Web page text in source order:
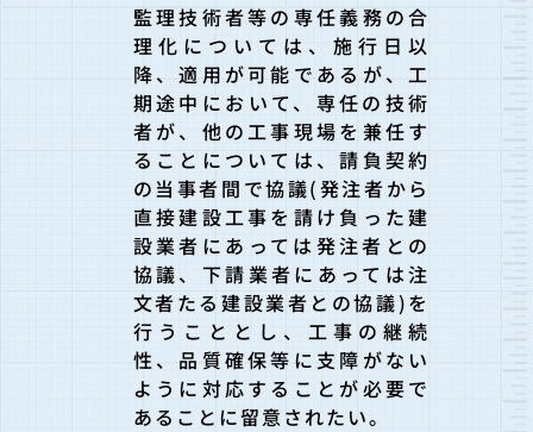
監理技術者等の専任義務の合
理化については、施行日以
降、適用が可能であるが、工
期途中において、専任の技術
者が、他の工事現場を兼任す
ることについては、請負契約
の当事者間で協議(発注者から
直接建設工事を請け負った建
設業者にあっては発注者との
協議、下請業者にあっては注
文者たる建設業者との協議)を
行うこととし、工事の継続
性、品質確保等に支障がない
ように対応することが必要で
あることに留意されたい。